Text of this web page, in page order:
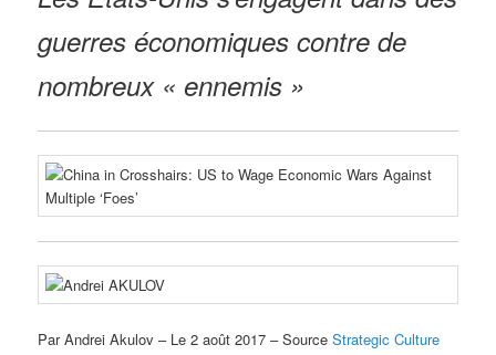
guerres économiques contre de
nombreux « ennemis »
Par Andrei Akulov – Le 2 août 2017 – SourceStrategic Culture